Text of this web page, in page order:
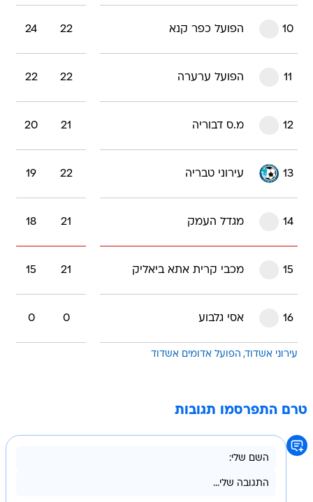
10 הפועל כפר קנא 22
24
11 הפועל ערערה 22
22
12 מ.ס דבוריה 21
20
13 עירוני טבריה 22
19
14 מגדל העמק 21
18
15 מכבי קרית אתא ביאליק 21
15
16 אסי גלבוע 0
0
עירוני אשדוד הפועל אדומים אשדוד
טרם התפרסמו תגובות